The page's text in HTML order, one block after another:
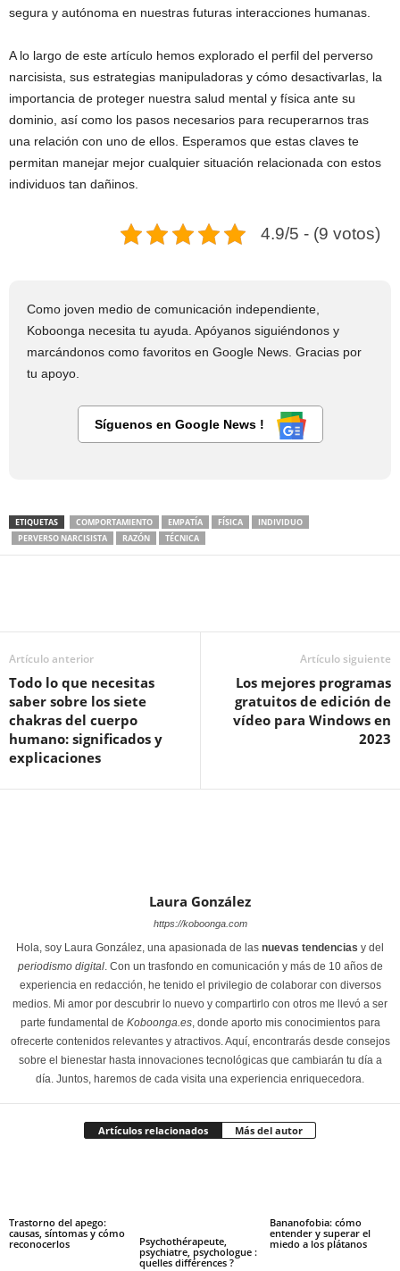
segura y autónoma en nuestras futuras interacciones humanas.
A lo largo de este artículo hemos explorado el perfil del perverso
narcisista, sus estrategias manipuladoras y cómo desactivarlas, la
importancia de proteger nuestra salud mental y física ante su
dominio, así como los pasos necesarios para recuperarnos tras
una relación con uno de ellos. Esperamos que estas claves te
permitan manejar mejor cualquier situación relacionada con estos
individuos tan dañinos.
4.9/5 - (9 votos)
Como joven medio de comunicación independiente,
Koboonga necesita tu ayuda. Apóyanos siguiéndonos y
marcándonos como favoritos en Google News. Gracias por
tu apoyo.
Síguenos en Google News !
ETIQUETAS COMPORTAMIENTO EMPATÍA FÍSICA
INDIVIDUO
PERVERSO NARCISISTA
RAZÓN TÉCNICA
Artículo anterior
Todo lo que necesitas
saber sobre los siete
chakras del cuerpo
humano: significados y
explicaciones
Artículo siguiente
Los mejores programas
gratuitos de edición de
vídeo para Windows en
2023
Laura González
https://koboonga.com
Hola, soy Laura González, una apasionada de las nuevas tendencias y del
periodismo digital. Con un trasfondo en comunicación y más de 10 años de
experiencia en redacción, he tenido el privilegio de colaborar con diversos
medios. Mi amor por descubrir lo nuevo y compartirlo con otros me llevó a ser
parte fundamental de Koboonga.es, donde aporto mis conocimientos para
ofrecerte contenidos relevantes y atractivos. Aquí, encontrarás desde consejos
sobre el bienestar hasta innovaciones tecnológicas que cambiarán tu día a
día. Juntos, haremos de cada visita una experiencia enriquecedora.
Artículos relacionados Más del autor
Trastorno del apego:
causas, síntomas y cómo
reconocerlos
Psychothérapeute,
psychiatre, psychologue :
quelles différences ?
Bananofobia: cómo
entender y superar el
miedo a los plátanos